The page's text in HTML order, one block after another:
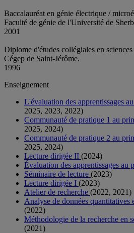
Baccalauréat en génie électrique /
Faculté de génie de l'Université de
2001
Diplome d'études collégiales en
Cégep de Saint-Jérôme.
1996
Enseignement
L'évaluation des apprentissages
2025, 2023, 2022)
Communauté de pratique 1 au
2025, 2024)
Communauté de pratique 2 au
2025, 2024)
Lecture dirigée II (2024)
Évaluation des apprentissages au
Séminaire de lecture (2023)
Lecture dirigée I (2023)
Atelier de recherche (2022, 2021)
Analyse de données quantitatives
(2022)
Méthodologie de la recherche en
(2021)